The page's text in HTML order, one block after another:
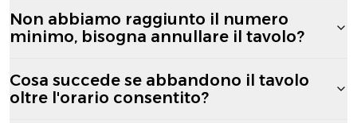
Non abbiamo raggiunto il numero
minimo, bisogna annullare il tavolo?
Cosa succede se abbandono il tavolo
oltre l'orario consentito?